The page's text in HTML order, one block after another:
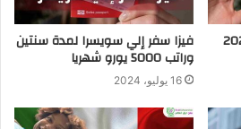
فيزا سفر إلي سويسرا لمدة سنتين
وراتب 5000 يورو شهريا
16 يوليو، 2024